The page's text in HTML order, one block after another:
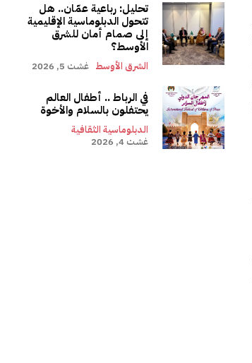
تحليل: رباعية عمّان.. هل
تتحول الدبلوماسية الإقليمية
إلى صمام أمان للشرق
الأوسط؟
الشرق الأوسط غشت 5, 2026
في الرباط .. أطفال العالم
يحتفلون بالسلام والأخوة
الدبلوماسية الثقافية
غشت 4, 2026